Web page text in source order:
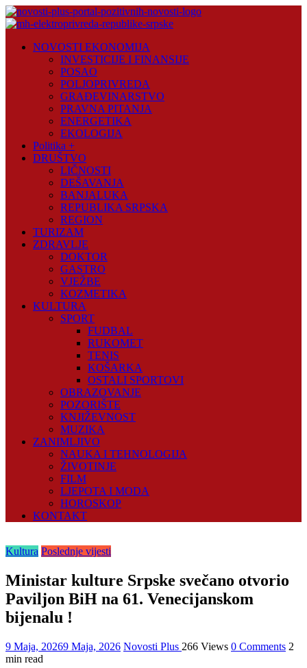
Skip
to
Plus
NOVOSTI EKONOMIJA
INVESTICIJE I FINANSIJE
POSAO
POLJOPRIVREDA
GRAĐEVINARSTVO
PRAVNA PITANJA
ENERGETIKA
EKOLOGIJA
Politika +
DRUŠTVO
LIČNOSTI
DEŠAVANJA
BANJALUKA
REPUBLIKA SRPSKA
REGION
TURIZAM
ZDRAVLJE
DOKTOR
GASTRO
VJEŽBE
KOZMETIKA
KULTURA
SPORT
FUDBAL
RUKOMET
TENIS
KOŠARKA
OSTALI SPORTOVI
OBRAZOVANJE
POZORIŠTE
KNJIŽEVNOST
MUZIKA
ZANIMLJIVO
NAUKA I TEHNOLOGIJA
ŽIVOTINJE
FILM
LJEPOTA I MODA
HOROSKOP
KONTAKT
Kultura Poslednje vijesti
Ministar kulture Srpske svečano otvorio
Paviljon BiH na 61. Venecijanskom
bijenalu !
9 Maja, 20269 Maja, 2026 Novosti Plus 266 Views 0 Comments 2
min read